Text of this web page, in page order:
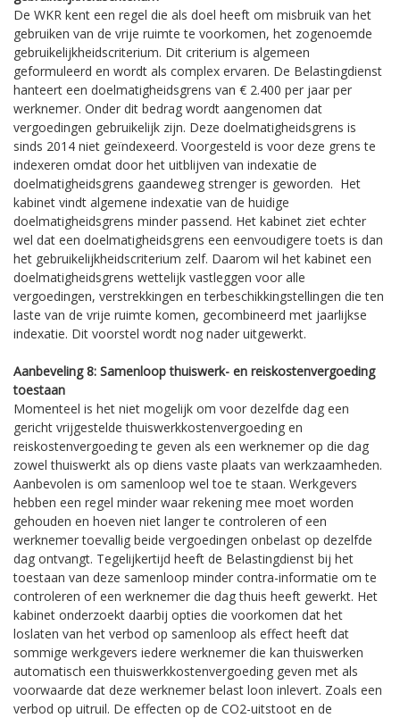
De WKR kent een regel die als doel heeft om misbruik van het
gebruiken van de vrije ruimte te voorkomen, het zogenoemde
gebruikelijkheidscriterium. Dit criterium is algemeen
geformuleerd en wordt als complex ervaren. De Belastingdienst
hanteert een doelmatigheidsgrens van € 2.400 per jaar per
werknemer. Onder dit bedrag wordt aangenomen dat
vergoedingen gebruikelijk zijn. Deze doelmatigheidsgrens is
sinds 2014 niet geïndexeerd. Voorgesteld is voor deze grens te
indexeren omdat door het uitblijven van indexatie de
doelmatigheidsgrens gaandeweg strenger is geworden. Het
kabinet vindt algemene indexatie van de huidige
doelmatigheidsgrens minder passend. Het kabinet ziet echter
wel dat een doelmatigheidsgrens een eenvoudigere toets is dan
het gebruikelijkheidscriterium zelf. Daarom wil het kabinet een
doelmatigheidsgrens wettelijk vastleggen voor alle
vergoedingen, verstrekkingen en terbeschikkingstellingen die ten
laste van de vrije ruimte komen, gecombineerd met jaarlijkse
indexatie. Dit voorstel wordt nog nader uitgewerkt.
Aanbeveling 8: Samenloop thuiswerk- en reiskostenvergoeding
toestaan
Momenteel is het niet mogelijk om voor dezelfde dag een
gericht vrijgestelde thuiswerkkostenvergoeding en
reiskostenvergoeding te geven als een werknemer op die dag
zowel thuiswerkt als op diens vaste plaats van werkzaamheden.
Aanbevolen is om samenloop wel toe te staan. Werkgevers
hebben een regel minder waar rekening mee moet worden
gehouden en hoeven niet langer te controleren of een
werknemer toevallig beide vergoedingen onbelast op dezelfde
dag ontvangt. Tegelijkertijd heeft de Belastingdienst bij het
toestaan van deze samenloop minder contra-informatie om te
controleren of een werknemer die dag thuis heeft gewerkt. Het
kabinet onderzoekt daarbij opties die voorkomen dat het
loslaten van het verbod op samenloop als effect heeft dat
sommige werkgevers iedere werknemer die kan thuiswerken
automatisch een thuiswerkkostenvergoeding geven met als
voorwaarde dat deze werknemer belast loon inlevert. Zoals een
verbod op uitruil. De effecten op de CO2-uitstoot en de